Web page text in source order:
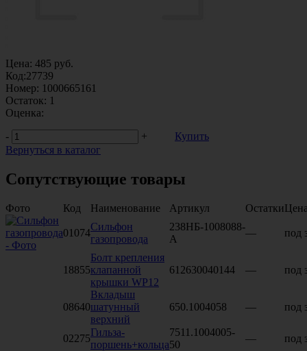
Цена: 485 руб.
Код:27739
Номер: 1000665161
Остаток: 1
Оценка:
-
+
Купить
Вернуться в каталог
Сопутствующие товары
Фото Код Наименование Артикул Остатки
01074
Сильфон
газопровода
238НБ-1008088-
А
— под
18855
Болт крепления
клапанной
крышки WP12
612630040144 — под
08640
Вкладыш
шатунный
верхний
650.1004058 — под
02275
Гильза-
поршень+кольца
7511.1004005-
50
— под